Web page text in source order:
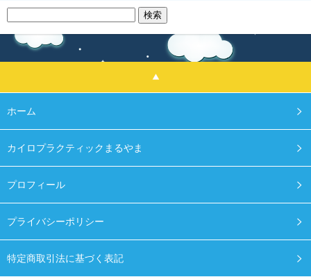
ホーム
カイロプラクティックまるやま
プロフィール
プライバシーポリシー
特定商取引法に基づく表記